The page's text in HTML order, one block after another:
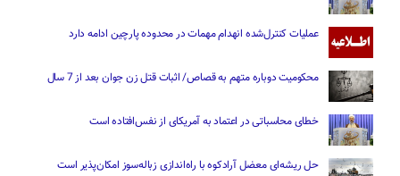
عملیات کنترل‌شده انهدام مهمات در محدوده پارچین ادامه دارد
محکومیت دوباره متهم به قصاص/ اثبات قتل زن جوان بعد از 7 سال
خطای محاسباتی در اعتماد به آمریکای از نفس‌افتاده است
حل ریشه‌ای معضل آرادکوه با راه‌اندازی زباله‌سوز امکان‌پذیر است